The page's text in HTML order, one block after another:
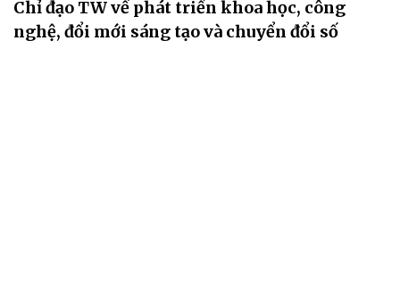
Chỉ đạo TW về phát triển khoa học, công
nghệ, đổi mới sáng tạo và chuyển đổi số